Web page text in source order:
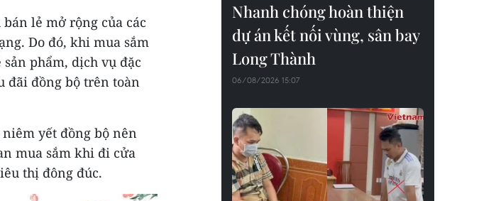
lẻ mở rộng của các
Do đó, khi mua sắm
phẩm, dịch vụ đặc
đãi đồng bộ trên toàn
yết đồng bộ nên
mua sắm khi đi cửa
thị đông đúc.
Nhanh chóng hoàn thiện
dự án kết nối vùng, sân bay
Long Thành
06/08/2026 15:07